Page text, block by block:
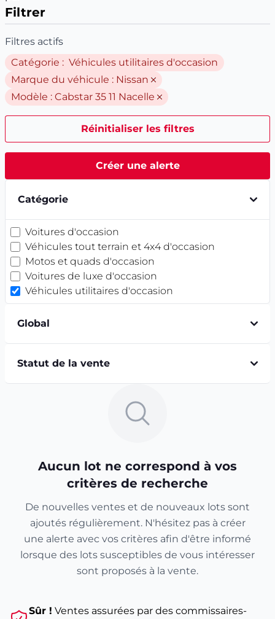
Filtrer
Filtres actifs
Catégorie : Véhicules utilitaires d'occasion
Marque du véhicule : Nissan
Modèle : Cabstar 35 11 Nacelle
Réinitialiser les filtres
Créer une alerte
Catégorie
Voitures d'occasion
Véhicules tout terrain et 4x4 d'occasion
Motos et quads d'occasion
Voitures de luxe d'occasion
Véhicules utilitaires d'occasion
Global
Statut de la vente
Aucun lot ne correspond à vos
critères de recherche
De nouvelles ventes et de nouveaux lots sont
ajoutés régulièrement. N'hésitez pas à créer
une alerte avec vos critères afin d'être informé
lorsque des lots susceptibles de vous intéresser
sont proposés à la vente.
Sûr ! Ventes assurées par des commissaires-